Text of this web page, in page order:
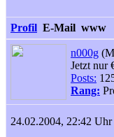
Profil E-Mail www
n000g
Jetzt nur
Posts:
Rang:
24.02.2004, 22:42 Uhr